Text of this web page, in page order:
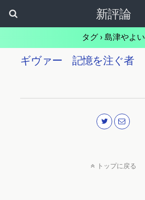
新評論
タグ › 島津やよい
ギヴァー 記憶を注ぐ者
トップに戻る